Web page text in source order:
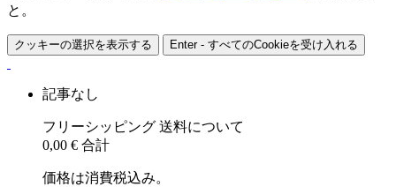
と。
クッキーの選択を表示する Enter - すべてのCookieを受け入れる
記事なし
フリーシッピング 送料について
0,00 € 合計
価格は消費税込み。